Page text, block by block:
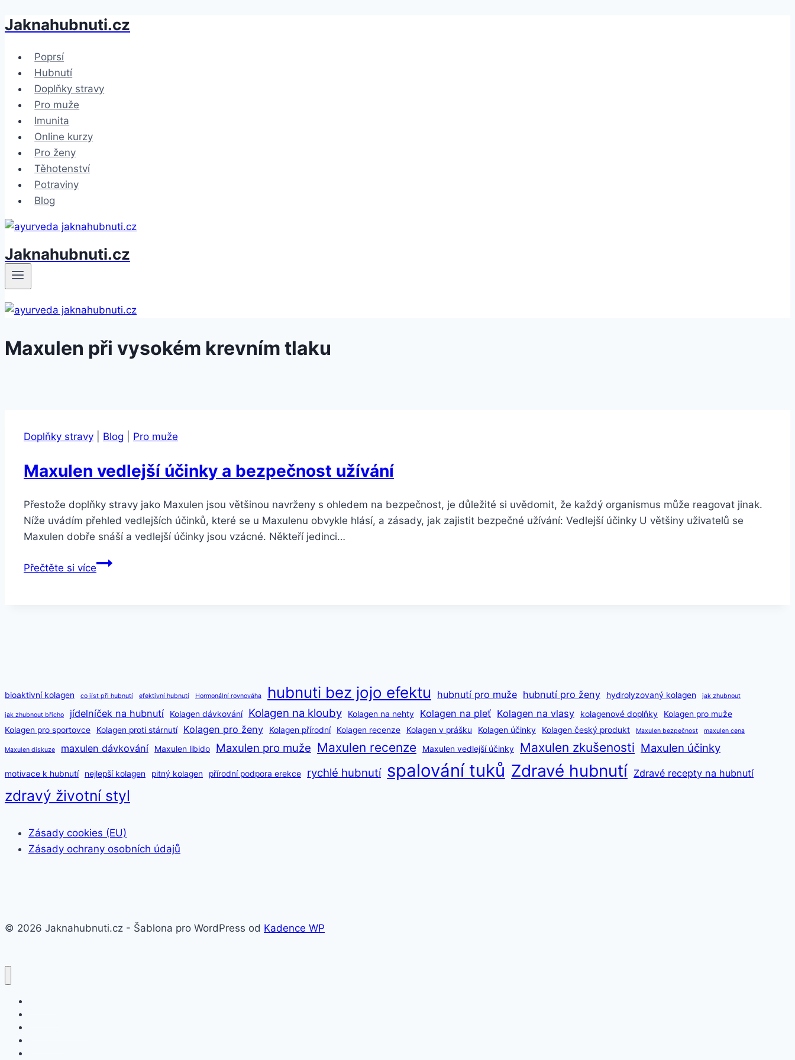
Přeskočit
obsah
Jaknahubnuti.cz
Poprsí
Hubnutí
Doplňky stravy
Pro muže
Imunita
Online kurzy
Pro ženy
Těhotenství
Potraviny
Blog
Jaknahubnuti.cz
Maxulen při vysokém krevním tlaku
Doplňky stravy Blog Pro muže
Maxulen vedlejší účinky a bezpečnost užívání
Přestože doplňky stravy jako Maxulen jsou většinou navrženy s ohledem na bezpečnost, je důležité si uvědomit, že každý organismus může reagovat jinak.
Níže uvádím přehled vedlejších účinků, které se u Maxulenu obvykle hlásí, a zásady, jak zajistit bezpečné užívání: Vedlejší účinky U většiny uživatelů se
Maxulen dobře snáší a vedlejší účinky jsou vzácné. Někteří jedinci…
Přečtěte si víceMaxulen
bioaktivní kolagen co jíst při hubnutí efektivní hubnutí Hormonální rovnováha hubnuti bez jojo efektu hubnutí pro muže hubnutí pro ženy hydrolyzovaný kolagen jak zhubnout
jak zhubnout břicho jídelníček na hubnutí Kolagen dávkování Kolagen na klouby Kolagen na nehty Kolagen na pleť Kolagen na vlasy kolagenové doplňky
Kolagen pro muže
Kolagen pro sportovce
Kolagen proti stárnutí Kolagen pro ženy Kolagen přírodní Kolagen recenze Kolagen v prášku Kolagen účinky Kolagen český produkt Maxulen bezpečnost maxulen cena
Maxulen diskuze maxulen dávkování Maxulen libido Maxulen pro muže Maxulen recenze Maxulen vedlejší účinky Maxulen zkušenosti Maxulen účinky
motivace k hubnutí nejlepší kolagen pitný kolagen přírodní podpora erekce rychlé hubnutí spalování tuků Zdravé hubnutí Zdravé recepty na hubnutí
zdravý životní styl
Zásady cookies (EU)
Zásady ochrany osobních údajů
© 2026 Jaknahubnuti.cz - Šablona pro WordPress od Kadence WP